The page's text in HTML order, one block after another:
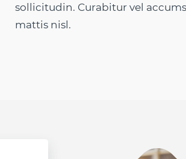
sollicitudin. Curabitur vel
mattis nisl.